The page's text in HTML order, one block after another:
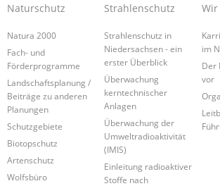
Naturschutz
Natura 2000
Fach- und
Förderprogramme
Landschaftsplanung /
Beiträge zu anderen
Planungen
Schutzgebiete
Biotopschutz
Artenschutz
Wolfsbüro
Strahlenschutz
Strahlenschutz in
Niedersachsen - ein
erster Überblick
Überwachung
kerntechnischer
Anlagen
Überwachung der
Umweltradioaktivität
(IMIS)
Einleitung radioaktiver
Stoffe nach
im
Der
vor